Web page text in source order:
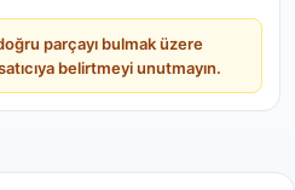
parçayı bulmak üzere
belirtmeyi unutmayın.